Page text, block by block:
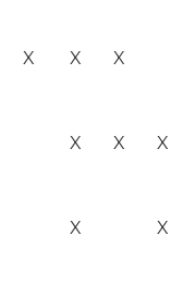
X X X
X X X
X X